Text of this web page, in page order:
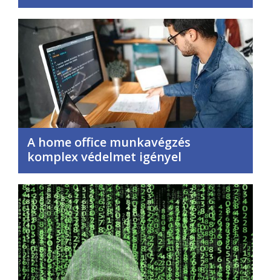
A home office munkavégzés
komplex védelmet igényel